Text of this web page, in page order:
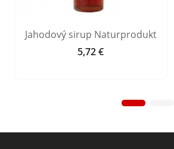
Jahodový sirup Naturprodukt
Cena
5,72 €